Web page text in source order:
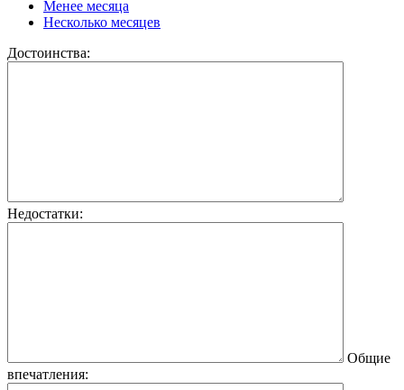
Менее месяца
Несколько месяцев
Достоинства:
Недостатки:
Общие
впечатления: